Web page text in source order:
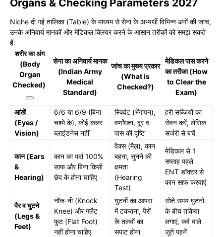
Organs & Checking Parameters 2027
Niche दी गई तालिका (Table) के माध्यम से सेना के अभ्यर्थी विभिन्न अंगों की जांच,
उनके अनिवार्य मानकों और मेडिकल क्लियर करने के आसान तरीकों को समझ सकते
हैं:
शरीर का अंग
(Body
Organ
Checked)
सेना का अनिवार्य मानक
(Indian Army
Medical
Standard)
जांच का मुख्य प्रकार
(What is
Checked?)
मेडिकल पास करने
का तरीका (How
to Clear the
Exam)
आंखें
(Eyes /
Vision)
6/6 या 6/9 (बिना
चश्मे के), कोई कलर
ब्लाइंडनेस नहीं
स्क्विंट (भेंगापन),
वर्णांधता, दूर व
पास की दृष्टि
हरी सब्जियों का
सेवन करें, लेसिक
सर्जरी से बचें
कान (Ears
&
Hearing)
कान का पर्दा 100%
साफ और बिना किसी
छेद के होना चाहिए
वैक्स (मैल), कान
बहना, सुनने की
क्षमता
(Hearing
Test)
मेडिकल से 1
सप्ताह पहले
ENT डॉक्टर से
कान साफ करवाएं
पैर व घुटने
(Legs &
Feet)
नॉक-नी (Knock
Knee) और फ्लैट
फुट (Flat Foot)
नहीं होना चाहिए
घुटनों का आपस
में टकराना, पैरों
के तलवों का
सपाट होना
सोते समय घुटनों
के बीच तकिया
लगाएं, कर्व वाले
जूते पहनें